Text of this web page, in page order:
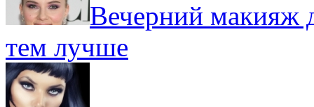
Вечерний макияж
тем лучше